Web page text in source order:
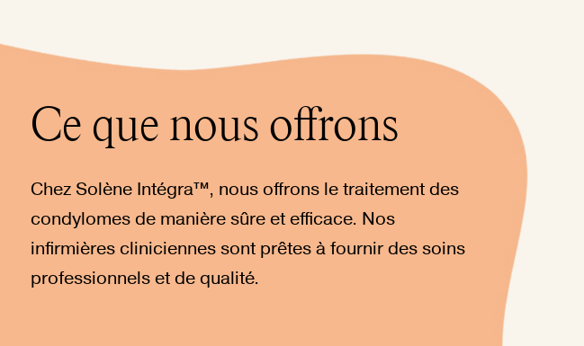
Chez Solène Intégra™, nous offrons le traitement des
condylomes de manière sûre et efficace. Nos
infirmières cliniciennes sont prêtes à fournir des soins
professionnels et de qualité.
Ce que nous offrons